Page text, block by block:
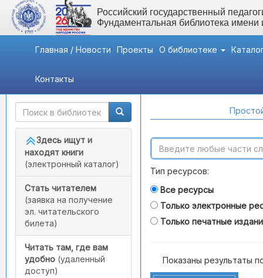
Российский государственный
Фундаментальная библиотека
Главная / Новости Проекты О библиотеке
Контакты
Быстрый доступ
Здесь ищут и
находят книги
(электронный каталог)
Стать читателем
(заявка на получение
эл. читательского
билета)
Читать там, где вам
удобно (удаленный
доступ)
Тип ресурсов:
Все ресурсы
Только электронные
Только печатные
Показаны результаты